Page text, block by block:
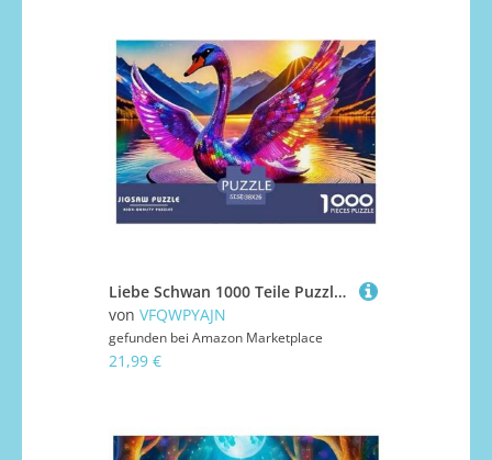
Liebe Schwan 1000 Teile Puzzle Liebe Schwan Für Erwachsene Und Kinder Puzzles-Geschenk Für Pädagogisches Spiel 38x26cm/1000pcs
von VFQWPYAJN
gefunden bei Amazon Marketplace
21,99 €